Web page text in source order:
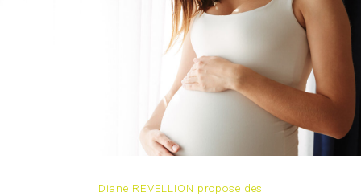
Diane REVELLION propose des